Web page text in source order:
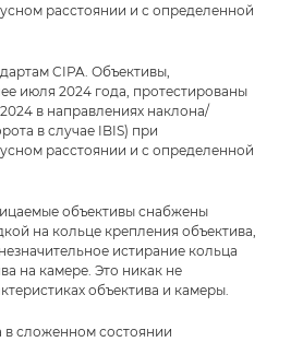
расстоянии и с определенной
CIPA. Объективы,
июля 2024 года, протестированы
в направлениях наклона/
в случае IBIS) при
расстоянии и с определенной
объективы снабжены
на кольце крепления объектива,
истирание кольца
на камере. Это никак не
объектива и камеры.
в сложенном состоянии